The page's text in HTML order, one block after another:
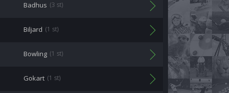
Badhus (3 st)
Biljard (1 st)
Bowling (1 st)
Gokart (1 st)